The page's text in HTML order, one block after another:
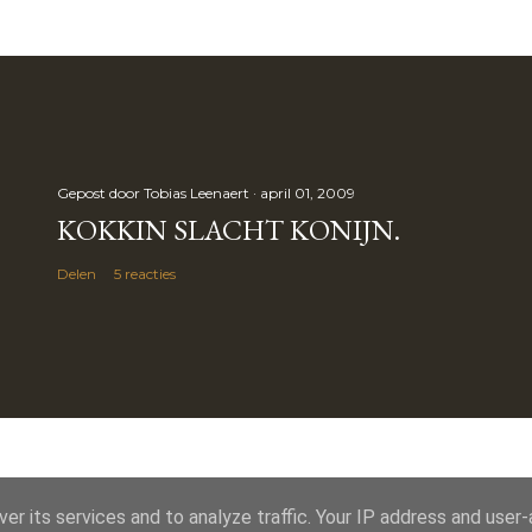
Gepost door Tobias Leenaert april 01, 2009
KOKKIN SLACHT KONIJN.
Delen 5 reacties
its services and to analyze traffic. Your IP address and